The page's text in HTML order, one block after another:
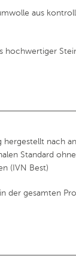
aus
hochwertiger
hergestellt nach
Standard
(IVN Best)
der gesamten